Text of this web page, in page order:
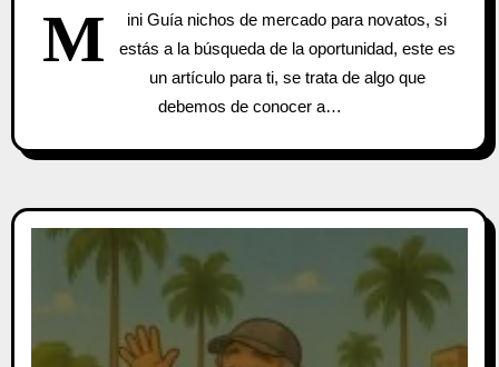
M
ini Guía nichos de mercado para novatos, si
estás a la búsqueda de la oportunidad, este es
un artículo para ti, se trata de algo que
debemos de conocer a…